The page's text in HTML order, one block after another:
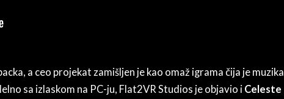
a ceo projekat zamišljen je kao omaž igrama čija je muzika
sa izlaskom na PC-ju, Flat2VR Studios je objavio i Celeste